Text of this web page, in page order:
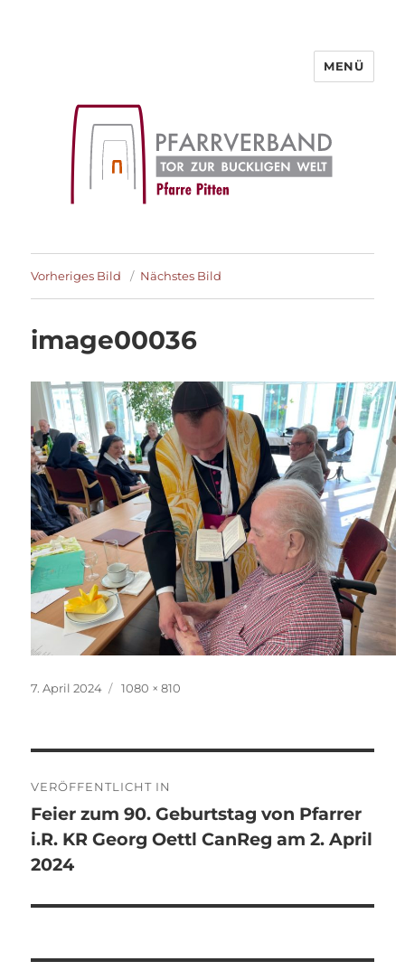
MENÜ
Vorheriges Bild Nächstes Bild
image00036
Veröffentlicht
7. April 2024 Originalgröße
1080 × 810
VERÖFFENTLICHT IN
Feier zum 90. Geburtstag von Pfarrer
i.R. KR Georg Oettl CanReg am 2. April
2024